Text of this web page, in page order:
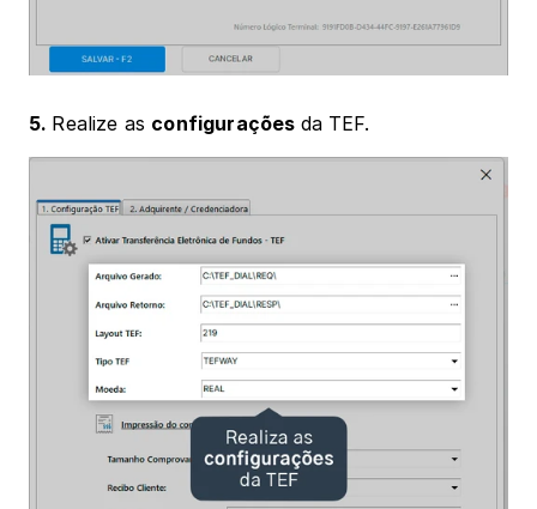
5. Realize as configurações da TEF.